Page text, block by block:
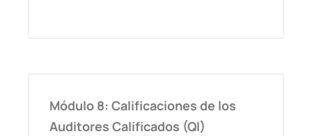
Módulo 8: Calificaciones de los
Auditores Calificados (QI)